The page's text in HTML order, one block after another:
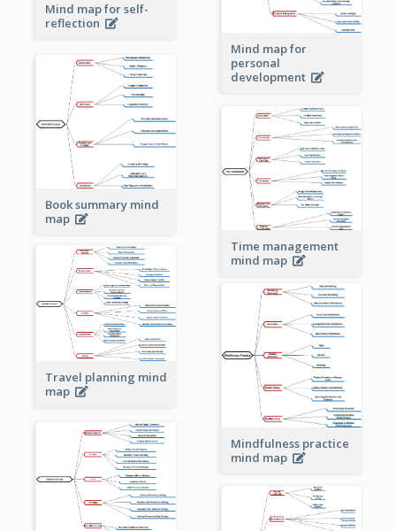
Mind map for self-
reflection
Mind map for
personal
development
Book summary mind
map
Time management
mind map
Travel planning mind
map
Mindfulness practice
mind map